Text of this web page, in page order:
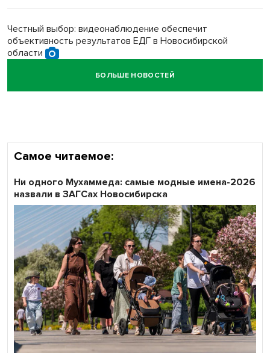
Честный выбор: видеонаблюдение обеспечит
объективность результатов ЕДГ в Новосибирской
области
Кибертанки пошли в бой: «Ростелеком» объявляет
БОЛЬШЕ НОВОСТЕЙ
Самое читаемое:
Ни одного Мухаммеда: самые модные имена-2026
назвали в ЗАГСах Новосибирска